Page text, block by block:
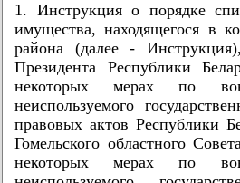
1. Инструкция о порядке
имущества, находящегося в
района (далее -
Президента Республики
некоторых мерах по
неиспользуемого
правовых актов Республики
Гомельского областного
некоторых мерах по